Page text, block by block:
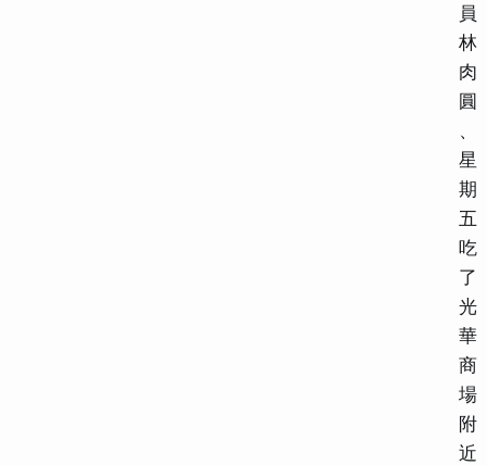
員
林
肉
圓
、
星
期
五
吃
了
光
華
商
場
附
近